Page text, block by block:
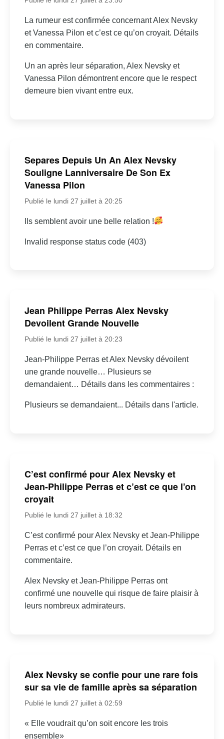
La rumeur est confirmée concernant Alex Nevsky
et Vanessa Pilon et c’est ce qu’on croyait. Détails
en commentaire.
Un an après leur séparation, Alex Nevsky et
Vanessa Pilon démontrent encore que le respect
demeure bien vivant entre eux.
Separes Depuis Un An Alex Nevsky
Souligne Lanniversaire De Son Ex
Vanessa Pilon
Publié le lundi 27 juillet à 20:25
Ils semblent avoir une belle relation !
Invalid response status code (403)
Jean Philippe Perras Alex Nevsky
Devoilent Grande Nouvelle
Publié le lundi 27 juillet à 20:23
Jean-Philippe Perras et Alex Nevsky dévoilent
une grande nouvelle… Plusieurs se
demandaient… Détails dans les commentaires :
Plusieurs se demandaient... Détails dans l'article.
C’est confirmé pour Alex Nevsky et
Jean-Philippe Perras et c’est ce que l’on
croyait
Publié le lundi 27 juillet à 18:32
C’est confirmé pour Alex Nevsky et Jean-Philippe
Perras et c’est ce que l’on croyait. Détails en
commentaire.
Alex Nevsky et Jean-Philippe Perras ont
confirmé une nouvelle qui risque de faire plaisir à
leurs nombreux admirateurs.
Alex Nevsky se confie pour une rare fois
sur sa vie de famille après sa séparation
Publié le lundi 27 juillet à 02:59
« Elle voudrait qu’on soit encore les trois
ensemble»